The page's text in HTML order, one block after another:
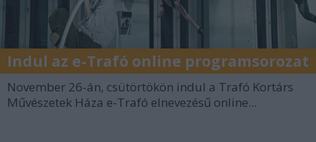
Indul az e-Trafó online programsorozat
November 26-án, csütörtökön indul a Trafó Kortárs
Művészetek Háza e-Trafó elnevezésű online...